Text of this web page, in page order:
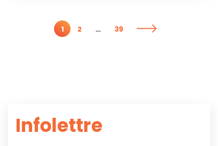
Pagination
des
1 2 … 39
Infolettre